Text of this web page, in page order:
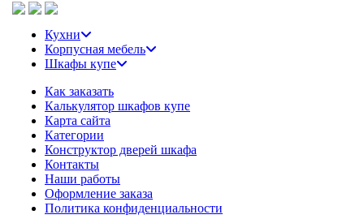
Кухни
Корпусная мебель
Шкафы купе
Как заказать
Калькулятор шкафов купе
Карта сайта
Категории
Конструктор дверей шкафа
Контакты
Наши работы
Оформление заказа
Политика конфиденциальности